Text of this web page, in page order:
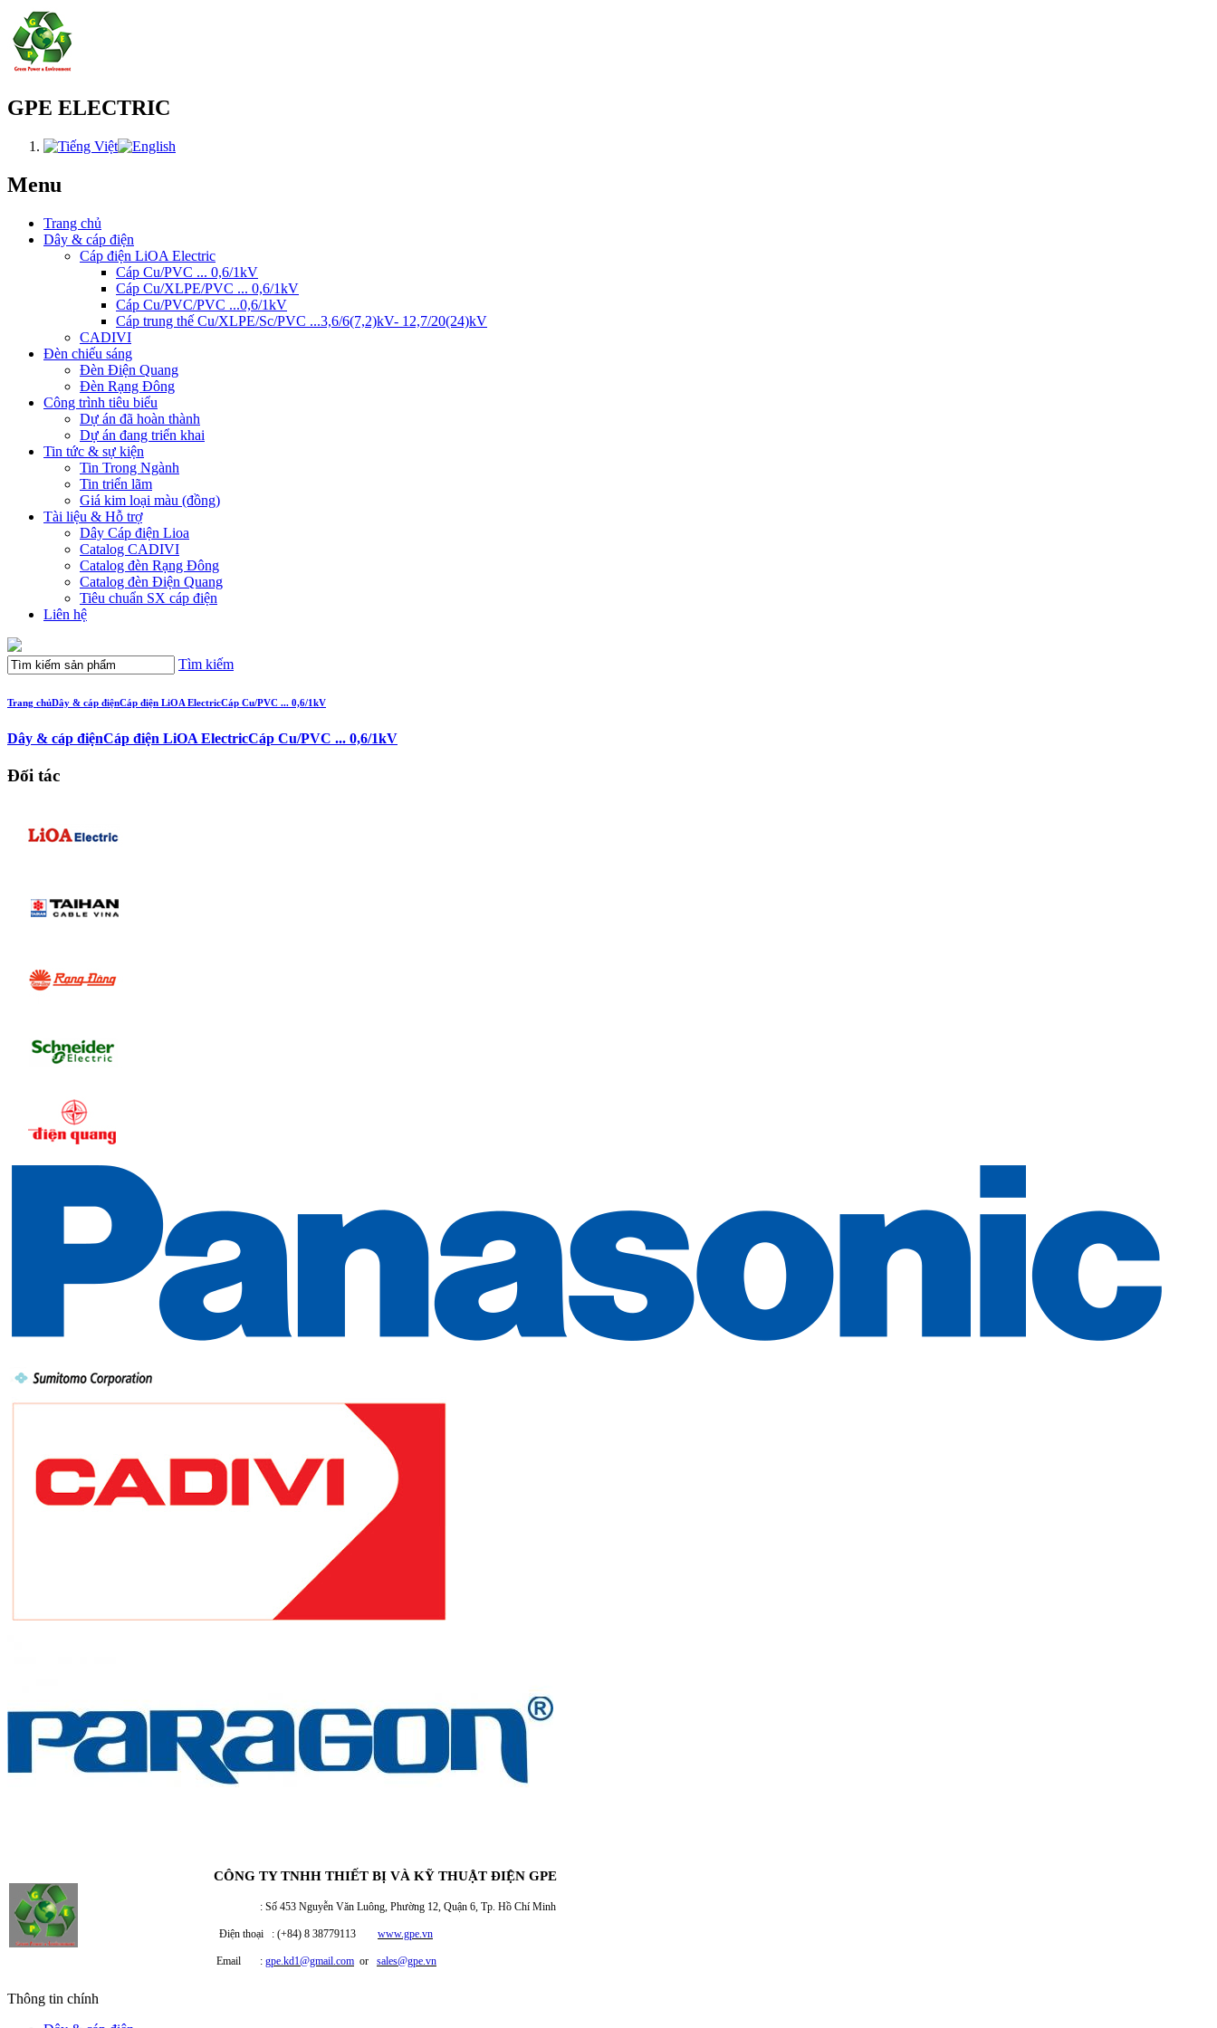
GPE ELECTRIC
Menu
Trang chủ
Dây & cáp điện
Cáp điện LiOA Electric
Cáp Cu/PVC ... 0,6/1kV
Cáp Cu/XLPE/PVC ... 0,6/1kV
Cáp Cu/PVC/PVC ...0,6/1kV
Cáp trung thế Cu/XLPE/Sc/PVC ...3,6/6(7,2)kV- 12,7/20(24)kV
CADIVI
Đèn chiếu sáng
Đèn Điện Quang
Đèn Rạng Đông
Công trình tiêu biểu
Dự án đã hoàn thành
Dự án đang triển khai
Tin tức & sự kiện
Tin Trong Ngành
Tin triển lãm
Giá kim loại màu (đồng)
Tài liệu & Hỗ trợ
Dây Cáp điện Lioa
Catalog CADIVI
Catalog đèn Rạng Đông
Catalog đèn Điện Quang
Tiêu chuẩn SX cáp điện
Liên hệ
Tìm kiếm
Trang chủDây & cáp điệnCáp điện LiOA ElectricCáp Cu/PVC ... 0,6/1kV
Dây & cáp điệnCáp điện LiOA ElectricCáp Cu/PVC ... 0,6/1kV
Đối tác
CÔNG TY TNHH THIẾT BỊ VÀ KỸ THUẬT ĐIỆN GPE
: Số 453 Nguyễn Văn Luông, Phường 12, Quận 6, Tp. Hồ Chí Minh
Điện thoại : (+84) 8 38779113 www.gpe.vn
Email : gpe.kd1@gmail.com or sales@gpe.vn
Thông tin chính